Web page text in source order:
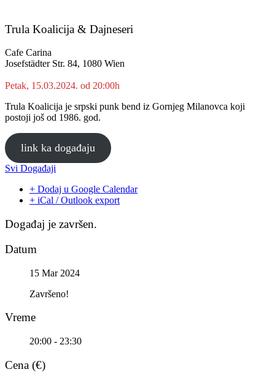
Trula Koalicija & Dajneseri
Cafe Carina
Josefstädter Str. 84, 1080 Wien
Petak, 15.03.2024. od 20:00h
Trula Koalicija je srpski punk bend iz Gornjeg Milanovca koji
postoji još od 1986. god.
link ka događaju
Svi Događaji
+ Dodaj u Google Calendar
+ iCal / Outlook export
Događaj je završen.
Datum
15 Mar 2024
Završeno!
Vreme
20:00 - 23:30
Cena (€)